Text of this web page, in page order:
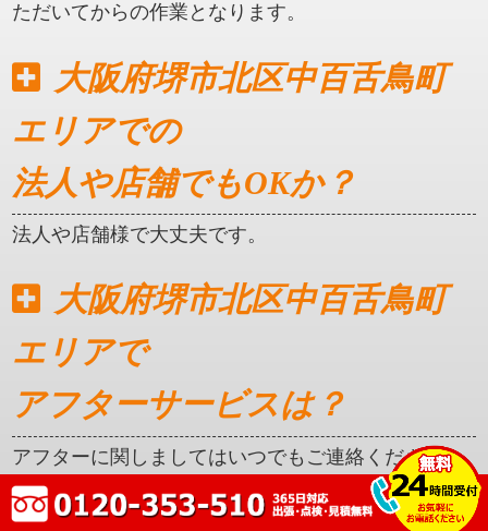
ただいてからの作業となります。
大阪府堺市北区中百舌鳥町
エリアでの
法人や店舗でもOKか？
法人や店舗様で大丈夫です。
大阪府堺市北区中百舌鳥町
エリアで
アフターサービスは？
アフターに関しましてはいつでもご連絡ください。
クレカ対応はしているか？